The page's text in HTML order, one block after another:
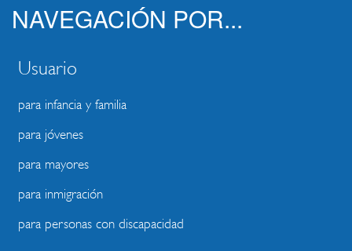
NAVEGACIÓN POR...
Usuario
para infancia y familia
para jóvenes
para mayores
para inmigración
para personas con discapacidad